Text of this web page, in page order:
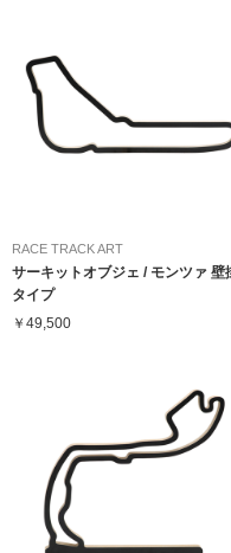
RACE TRACK ART
サーキットオブジェ / モンツァ 壁
タイプ
￥49,500